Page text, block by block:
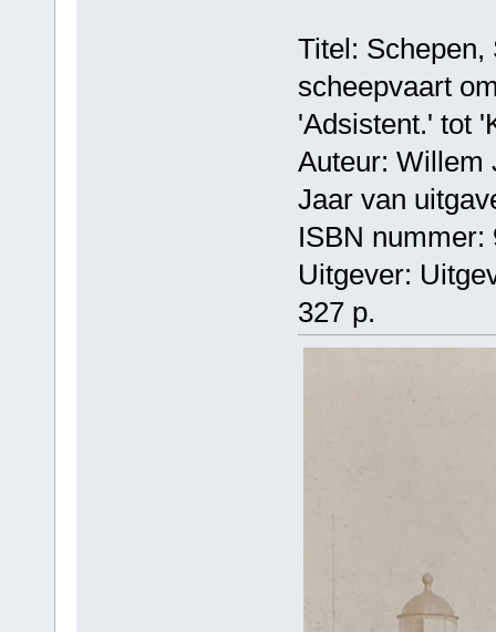
Titel: Schepen,
scheepvaart
'Adsistent.' tot
Auteur: Willem
Jaar van
ISBN nummer:
Uitgever:
327 p.